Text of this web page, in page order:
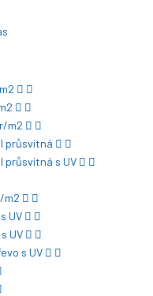
m2
průsvitná
průsvitná s UV
m2
UV
UV
s UV